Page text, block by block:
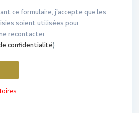
ce formulaire, j'accepte que les
soient utilisées pour
recontacter
confidentialité)